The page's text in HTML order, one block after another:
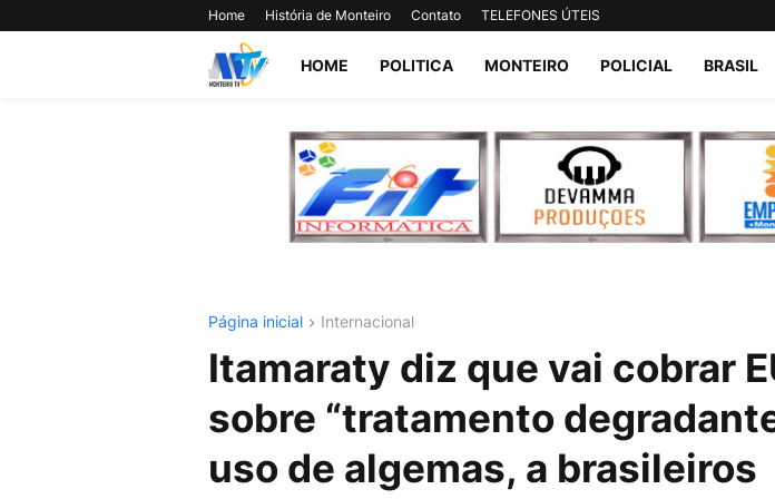
Home História de Monteiro Contato TELEFONES ÚTEIS
HOME POLITICA MONTEIRO POLICIAL BRASIL
Página inicial Internacional
Itamaraty diz que vai cobrar
sobre “tratamento
uso de algemas, a brasileiros